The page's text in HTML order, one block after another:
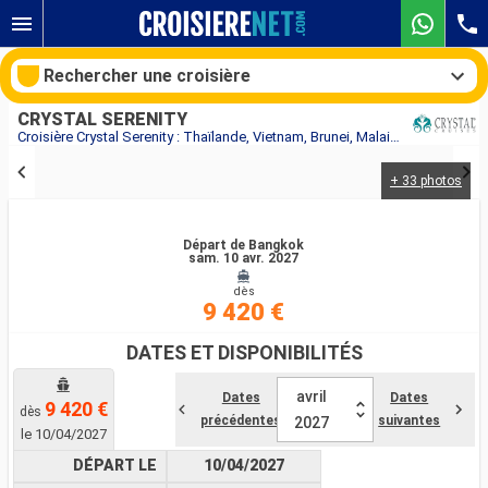
Croisière Crystal Serenity : Thaïlande, Vietnam, Brunei, Malaisie, Philippines, Chine au départ de Bangkok
CRYSTAL SERENITY
+ 33 photos
Départ de Bangkok
sam. 10 avr. 2027
dès
9 420 €
DATES ET DISPONIBILITÉS
dès 9 420 €
le 10/04/2027
Dates
précédentes
avril
2027
Dates
suivantes
DÉPART LE
10/04/2027
Rechercher une croisière
Rechercher